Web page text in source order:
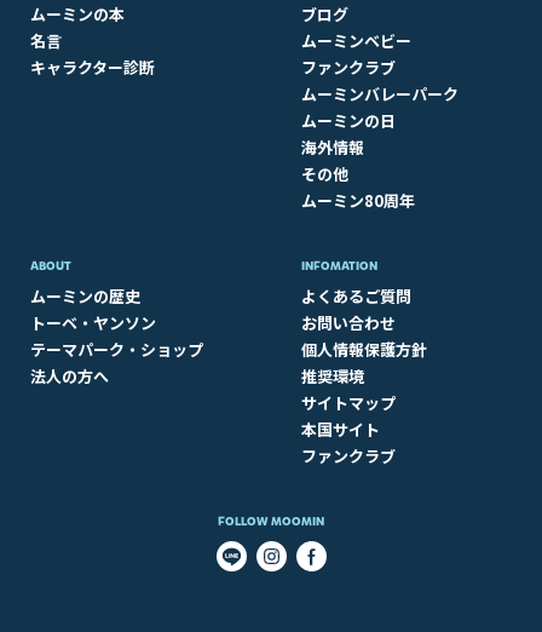
ムーミンの本
名言
キャラクター診断
ブログ
ムーミンベビー
ファンクラブ
ムーミンバレーパーク
ムーミンの日
海外情報
その他
ムーミン80周年
ABOUT​
ムーミンの歴史
トーベ・ヤンソン
テーマパーク・ショップ
法人の方へ
INFOMATION
よくあるご質問
お問い合わせ
個人情報保護方針
推奨環境
サイトマップ
本国サイト
ファンクラブ
FOLLOW MOOMIN